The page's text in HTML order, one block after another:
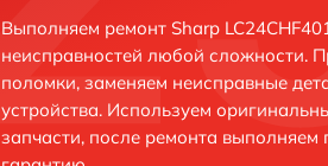
Выполняем ремонт Sharp
неисправностей любой сложности.
поломки, заменяем неисправные
устройства. Используем
запчасти, после ремонта